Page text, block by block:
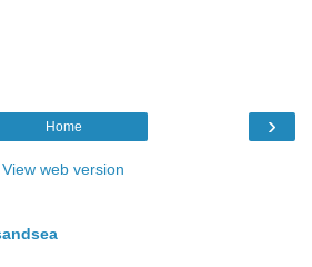
›
Home
View web version